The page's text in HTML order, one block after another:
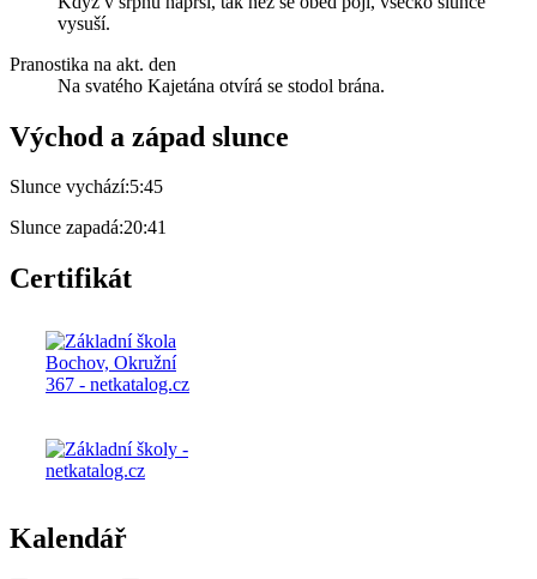
vysuší.
Pranostika na akt. den
Na svatého Kajetána otvírá se stodol brána.
Východ a západ slunce
Slunce vychází:5:45
Slunce zapadá:20:41
Certifikát
Kalendář